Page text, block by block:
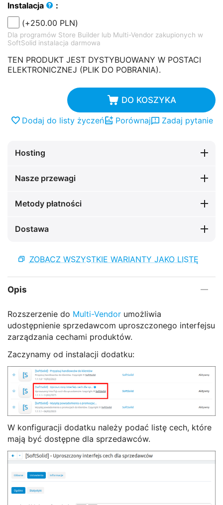
Instalacja
:
(+250.00 PLN)
Dla programów Store Builder lub Multi-Vendor zakupionych w
SoftSolid instalacja darmowa
TEN PRODUKT JEST DYSTYBUOWANY W POSTACI
ELEKTRONICZNEJ (PLIK DO POBRANIA).
DO KOSZYKA
Dodaj do listy życzeń Porównaj Zadaj pytanie
Hosting
Nasze przewagi
Metody płatności
Dostawa
ZOBACZ WSZYSTKIE WARIANTY JAKO LISTĘ
Opis
Rozszerzenie do Multi-Vendor umożliwia
udostępnienie sprzedawcom uproszczonego interfejsu
zarządzania cechami produktów.
Zaczynamy od instalacji dodatku:
W konfiguracji dodatku należy podać listę cech, które
mają być dostępne dla sprzedawców.